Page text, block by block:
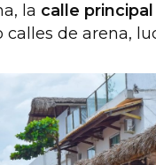
la calle principal
calles de arena,